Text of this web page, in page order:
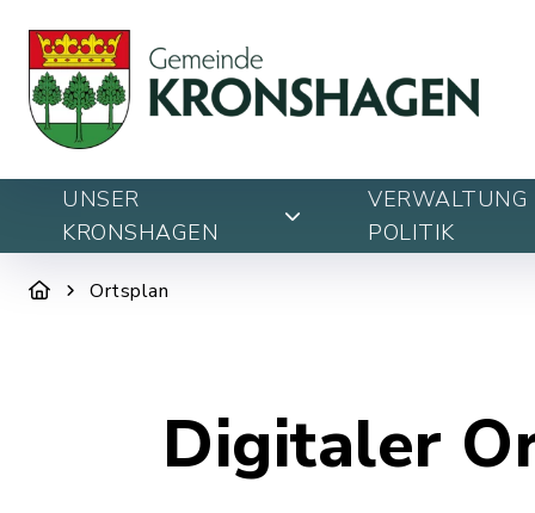
UNSER
KRONSHAGEN
VERWALTUNG
POLITIK
Ortsplan
Digitaler